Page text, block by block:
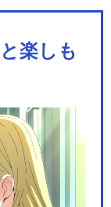
楽しも